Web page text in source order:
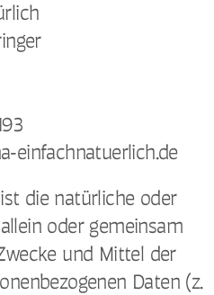
einfachnatuerlich.de
die natürliche oder
oder gemeinsam
und Mittel der
Daten (z.